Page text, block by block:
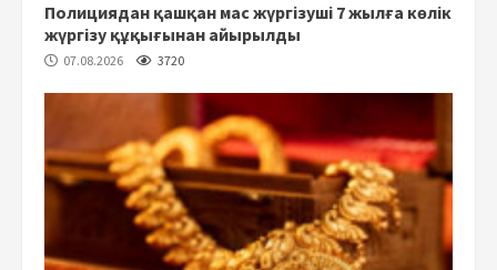
Полициядан қашқан мас жүргізуші 7 жылға көлік
жүргізу құқығынан айырылды
07.08.2026 3720